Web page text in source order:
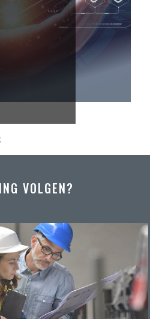
VOLGEN?